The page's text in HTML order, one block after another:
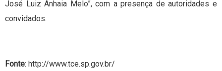
José Luiz Anhaia Melo”, com a presença de autoridades e
convidados.
Fonte: http://www.tce.sp.gov.br/